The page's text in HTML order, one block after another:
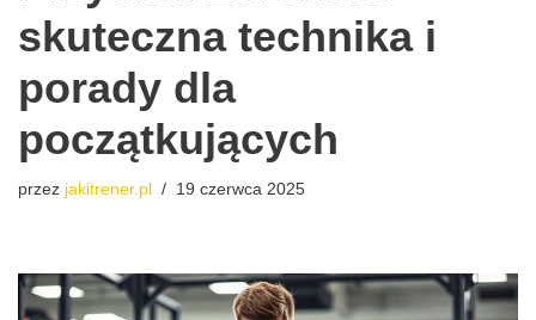
skuteczna technika i
porady dla
początkujących
przez jakitrener.pl 19 czerwca 2025